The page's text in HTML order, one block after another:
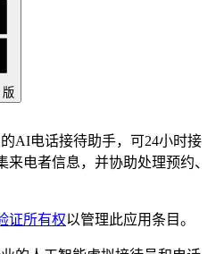
版
AI电话接待助手，可24小时接
电者信息，并协助处理预约、
证所有权以管理此应用条目。